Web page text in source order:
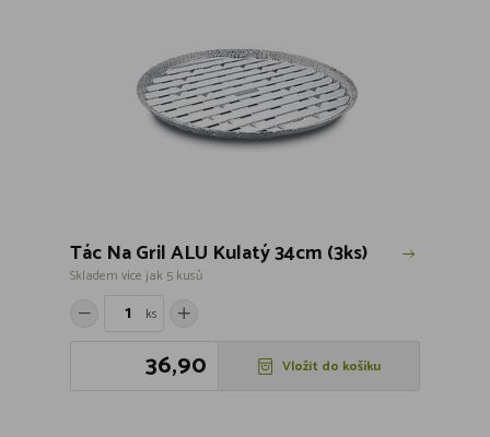
Tác Na Gril ALU Kulatý 34cm (3ks)
Skladem více jak 5 kusů
ks
36,90 Vložit do košíku